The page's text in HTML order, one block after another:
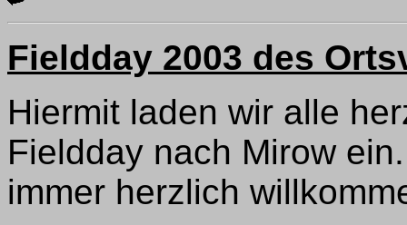
Fieldday 2003 des
Hiermit laden wir alle
Fieldday nach Mirow
immer herzlich